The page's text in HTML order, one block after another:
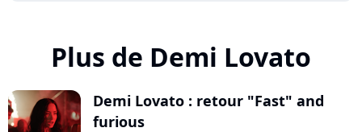
Plus de Demi Lovato
Demi Lovato : retour "Fast" and
furious